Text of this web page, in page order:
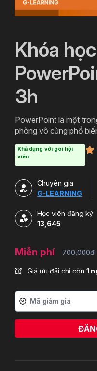
Khóa
3h
PowerPoint là một
phòng vô cùng phổ
định dạng và kiểu
slide. Tham gia khóa
một cách hấp dẫn và
học powerpoint miễn
học.
Khả dụng với gói hội
viên
Chuyên gia
G-LEARNING
Học viên đăng ký
13,645
Miễn phí 700,000đ
Giá ưu đãi chỉ còn 1